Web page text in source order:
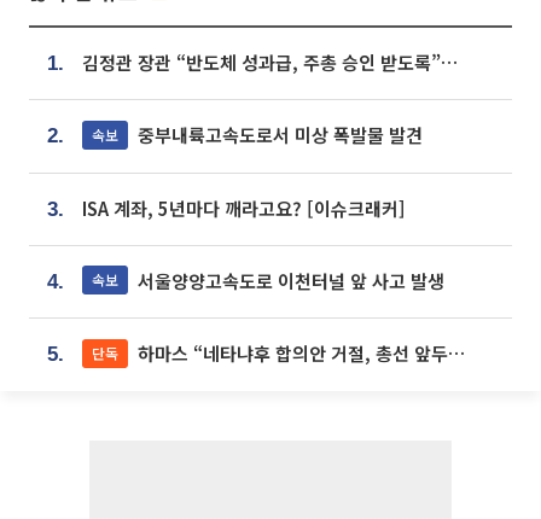
1. 김정관 장관 “반도체 성과급, 주총 승인 받도록”…상법·자본시장법 개정 시사
2. 속보 중부내륙고속도로서 미상 폭발물 발견
3. ISA 계좌, 5년마다 깨라고요? [이슈크래커]
4. 속보 서울양양고속도로 이천터널 앞 사고 발생
5. 단독 하마스 “네타냐후 합의안 거절, 총선 앞두고 시간 끌기”